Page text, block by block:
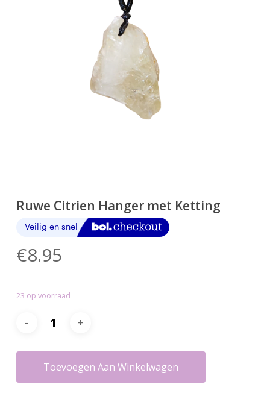
Ruwe Citrien Hanger met Ketting
€8.95
23 op voorraad
Toevoegen Aan Winkelwagen